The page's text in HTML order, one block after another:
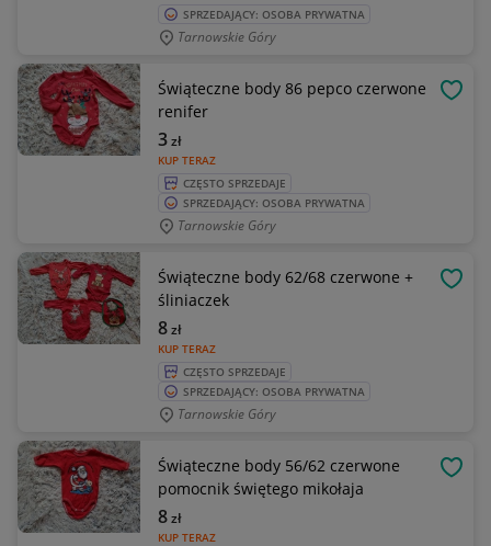
SPRZEDAJĄCY: OSOBA PRYWATNA
Tarnowskie Góry
Świąteczne body 86 pepco czerwone
renifer
KUP TERAZ
3zł
CZĘSTO SPRZEDAJE
SPRZEDAJĄCY: OSOBA PRYWATNA
Tarnowskie Góry
Świąteczne body 62/68 czerwone +
śliniaczek
KUP TERAZ
8zł
CZĘSTO SPRZEDAJE
SPRZEDAJĄCY: OSOBA PRYWATNA
Tarnowskie Góry
Świąteczne body 56/62 czerwone
pomocnik świętego mikołaja
KUP TERAZ
8zł